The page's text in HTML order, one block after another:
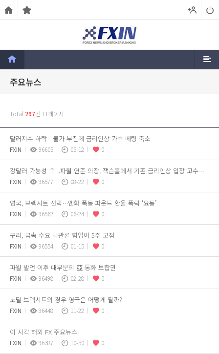
주요뉴스
Total 297건 11페이지
달러지수 하락…물가 부진에 금리인상 가속 베팅 축소
FXIN 96605 05-12 0
강달러 가능성 ↑ ..파월 연준 의장, 잭슨홀에서 기존 금리인상 입장 고수할 것
FXIN 96577 08-22 0
영국, 브렉시트 선택…엔화 폭등·파운드 환율 폭락 ‘요동’
FXIN 96562 06-24 0
구리, 금속 수요 낙관론 힘입어 5주 고점
FXIN 96554 01-15 0
파월 발언 이후 대부분의 亞 통화 보합권
FXIN 96498 02-28 0
노딜 브렉시트의 경우 영국은 어떻게 될까?
FXIN 96448 11-22 0
이 시각 해외 FX 주요뉴스
FXIN 96387 10-30 0